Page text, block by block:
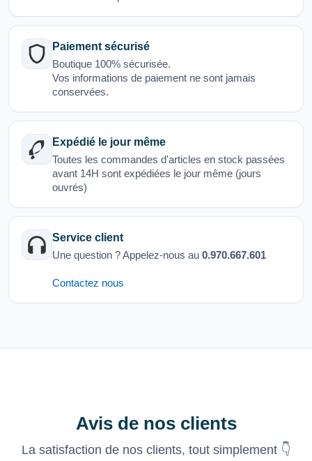
Paiement sécurisé
Boutique 100% sécurisée.
Vos informations de paiement ne sont jamais
conservées.
Expédié le jour même
Toutes les commandes d'articles en stock passées
avant 14H sont expédiées le jour même (jours
ouvrés)
Service client
Une question ? Appelez-nous au 0.970.667.601
Contactez nous
Avis de nos clients
La satisfaction de nos clients, tout simplement 👇